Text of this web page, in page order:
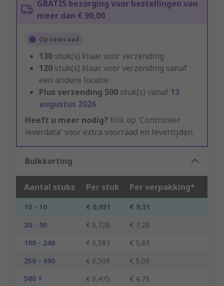
GRATIS bezorging voor bestellingen van
meer dan € 90,00
Op voorraad
130 stuk(s) klaar voor verzending
120 stuk(s) klaar voor verzending vanaf
een andere locatie
Plus verzending 500 stuk(s) vanaf 13
augustus 2026
Heeft u meer nodig? Klik op 'Controleer
leverdata' voor extra voorraad en levertijden.
Bulkkorting
Aantal stuks Per stuk Per verpakking*
10 - 10 € 0,931
€ 9,31
20 - 90
€ 0,728
€ 7,28
100 - 240
€ 0,583
€ 5,83
250 - 490
€ 0,509
€ 5,09
500 +
€ 0,475 € 4,75